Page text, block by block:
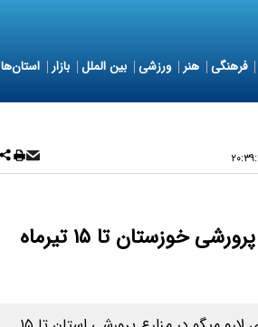
فرهنگی هنر ورزشی بین الملل بازار استان‌ها
مهلت ذخیره‌سازی لارو میگو در مزارع پرورشی خوزستان تا ۱۵ تیرماه